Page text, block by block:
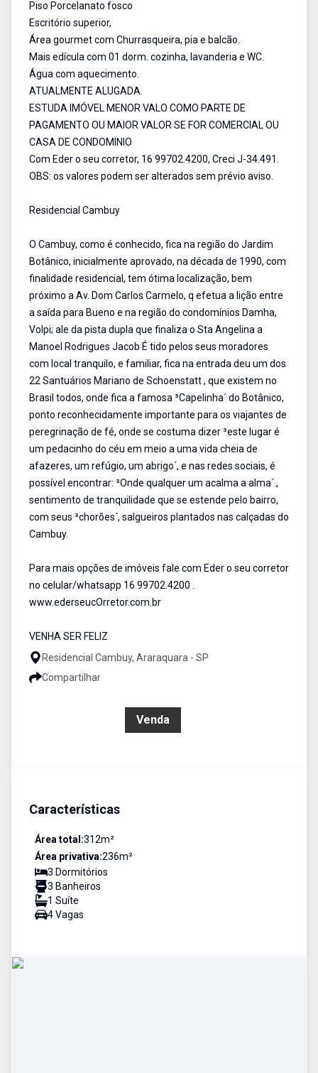
Piso Porcelanato fosco
Escritório superior,
Área gourmet com Churrasqueira, pia e balcão.
Mais edícula com 01 dorm. cozinha, lavanderia e WC.
Água com aquecimento.
ATUALMENTE ALUGADA.
ESTUDA IMÓVEL MENOR VALO COMO PARTE DE
PAGAMENTO OU MAIOR VALOR SE FOR COMERCIAL OU
CASA DE CONDOMINIO
Com Eder o seu corretor, 16 99702.4200, Creci J-34.491.
OBS: os valores podem ser alterados sem prévio aviso.
Residencial Cambuy
O Cambuy, como é conhecido, fica na região do Jardim
Botânico, inicialmente aprovado, na década de 1990, com
finalidade residencial, tem ótima localização, bem
próximo a Av. Dom Carlos Carmelo, q efetua a lição entre
a saída para Bueno e na região do condomínios Damha,
Volpi; ale da pista dupla que finaliza o Sta Angelina a
Manoel Rodrigues Jacob É tido pelos seus moradores
com local tranquilo, e familiar, fica na entrada deu um dos
22 Santuários Mariano de Schoenstatt , que existem no
Brasil todos, onde fica a famosa ³Capelinha´ do Botânico,
ponto reconhecidamente importante para os viajantes de
peregrinação de fé, onde se costuma dizer ³este lugar é
um pedacinho do céu em meio a uma vida cheia de
afazeres, um refúgio, um abrigo´, e nas redes sociais, é
possível encontrar: ³Onde qualquer um acalma a alma´.,
sentimento de tranquilidade que se estende pelo bairro,
com seus ³chorões´, salgueiros plantados nas calçadas do
Cambuy.
Para mais opções de imóveis fale com Eder o seu corretor
no celular/whatsapp 16 99702.4200 .
www.ederseucOrretor.com.br
VENHA SER FELIZ
Residencial Cambuy, Araraquara - SP
Compartilhar
Venda
Características
Área total:312m²
Área privativa:236m²
3 Dormitórios
3 Banheiros
1 Suíte
4Vagas